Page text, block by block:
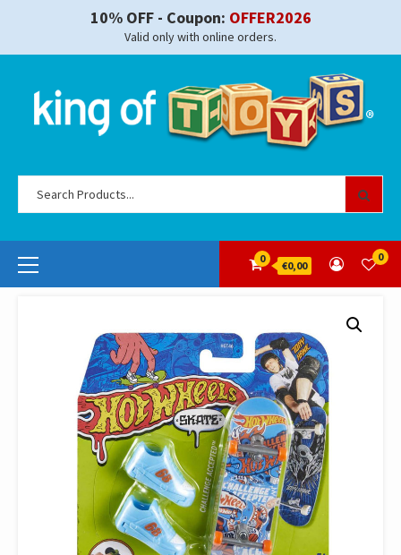
10% OFF - Coupon: OFFER2026
Valid only with online orders.
Primary
Menu
0
€0,00
0